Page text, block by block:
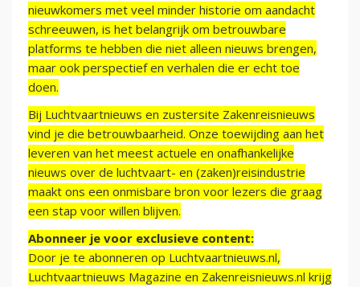
nieuwkomers met veel minder historie om aandacht
schreeuwen, is het belangrijk om betrouwbare
platforms te hebben die niet alleen nieuws brengen,
maar ook perspectief en verhalen die er echt toe
doen.
Bij Luchtvaartnieuws en zustersite Zakenreisnieuws
vind je die betrouwbaarheid. Onze toewijding aan het
leveren van het meest actuele en onafhankelijke
nieuws over de luchtvaart- en (zaken)reisindustrie
maakt ons een onmisbare bron voor lezers die graag
een stap voor willen blijven.
Abonneer je voor exclusieve content:
Door je te abonneren op Luchtvaartnieuws.nl,
Luchtvaartnieuws Magazine en Zakenreisnieuws.nl krijg